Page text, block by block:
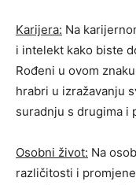
Karijera: Na
i intelekt kako biste
Rođeni u ovom
hrabri u izražavanju
suradnju s drugima i
Osobni život: Na
različitosti i